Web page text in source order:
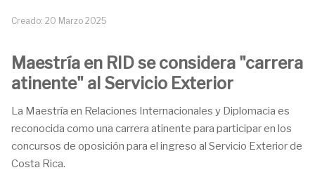
Creado: 20 Marzo 2025
Maestría en RID se considera "carrera
atinente" al Servicio Exterior
La Maestría en Relaciones Internacionales y Diplomacia es
reconocida como una carrera atinente para participar en los
concursos de oposición para el ingreso al Servicio Exterior de
Costa Rica.